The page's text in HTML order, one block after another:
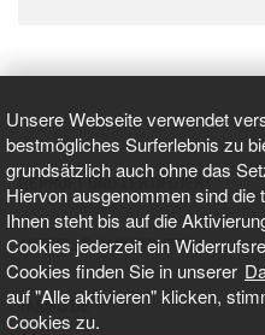
Unsere Webseite verwendet
bestmögliches Surferlebnis zu
grundsätzlich auch ohne das
Hiervon ausgenommen sind
Ihnen steht bis auf die
Cookies jederzeit ein
Cookies finden Sie in unserer
auf "Alle aktivieren" klicken,
Cookies zu.
GEPRÜFT UND ZERTIFIZIERT
AKTUELLE NACHRICHTEN
TARIFO.DE